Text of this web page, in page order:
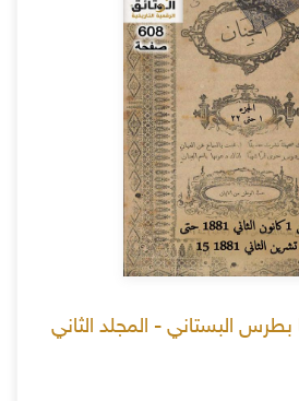
البستاني - المجلد الثاني